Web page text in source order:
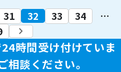
31 32 33 34
…
keyboard_arrow_right
時間受け付けていま
相談ください。